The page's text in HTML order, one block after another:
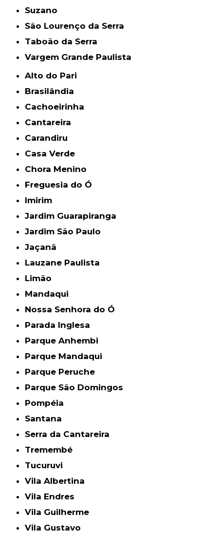
Suzano
São Lourenço da Serra
Taboão da Serra
Vargem Grande Paulista
Alto do Pari
Brasilândia
Cachoeirinha
Cantareira
Carandiru
Casa Verde
Chora Menino
Freguesia do Ó
Imirim
Jardim Guarapiranga
Jardim São Paulo
Jaçanã
Lauzane Paulista
Limão
Mandaqui
Nossa Senhora do Ó
Parada Inglesa
Parque Anhembi
Parque Mandaqui
Parque Peruche
Parque São Domingos
Pompéia
Santana
Serra da Cantareira
Tremembé
Tucuruvi
Vila Albertina
Vila Endres
Vila Guilherme
Vila Gustavo